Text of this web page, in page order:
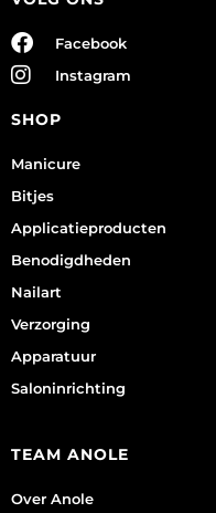
Facebook
Instagram
SHOP
Manicure
Bitjes
Applicatieproducten
Benodigdheden
Nailart
Verzorging
Apparatuur
Saloninrichting
TEAM ANOLE
Over Anole